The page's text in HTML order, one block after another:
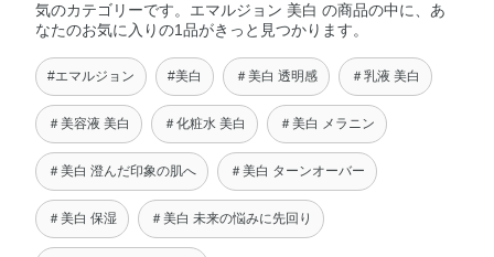
気のカテゴリーです。エマルジョン 美白 の商品の中に、あ
なたのお気に入りの1品がきっと見つかります。
#エマルジョン #美白 ＃美白 透明感 ＃乳液 美白
＃美容液 美白 ＃化粧水 美白 ＃美白 メラニン
＃美白 澄んだ印象の肌へ ＃美白 ターンオーバー
＃美白 保湿 ＃美白 未来の悩みに先回り